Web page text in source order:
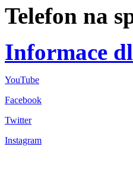
Telefon na
Informace
YouTube
Facebook
Twitter
Instagram